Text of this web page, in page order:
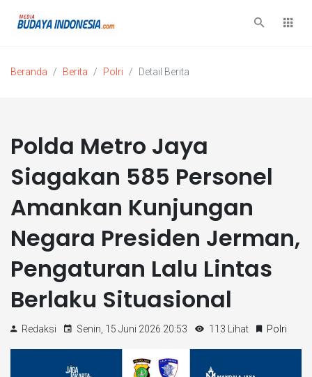
Beranda Berita Polri Detail Berita
Polda Metro Jaya
Siagakan 585 Personel
Amankan Kunjungan
Negara Presiden Jerman,
Pengaturan Lalu Lintas
Berlaku Situasional
Redaksi Senin, 15 Juni 2026 20:53 113 Lihat Polri